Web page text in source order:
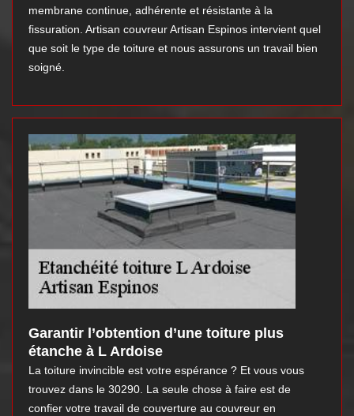
membrane continue, adhérente et résistante à la
fissuration. Artisan couvreur Artisan Espinos intervient quel
que soit le type de toiture et nous assurons un travail bien
soigné.
Garantir l’obtention d’une toiture plus
étanche à L Ardoise
La toiture invincible est votre espérance ? Et vous vous
trouvez dans le 30290. La seule chose à faire est de
confier votre travail de couverture au couvreur en